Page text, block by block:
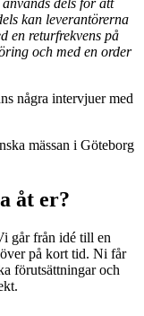
kan leverantörerna
en returfrekvens på
och med en order
några intervjuer med
mässan i Göteborg
åt er?
går från idé till en
på kort tid. Ni får
förutsättningar och